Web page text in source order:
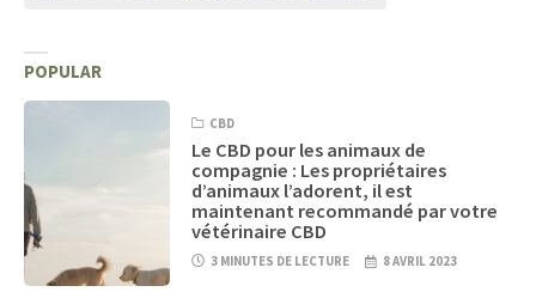
POPULAR
CBD
Le CBD pour les animaux de
compagnie : Les propriétaires
d’animaux l’adorent, il est
maintenant recommandé par votre
vétérinaire CBD
3 MINUTES DE LECTURE 8 AVRIL 2023